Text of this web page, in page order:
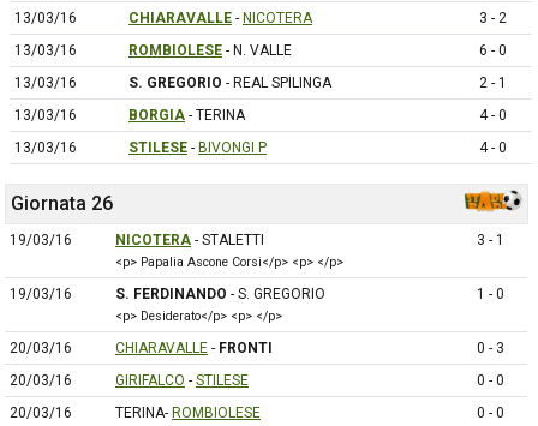
13/03/16
CHIARAVALLE - NICOTERA
3 - 2
13/03/16
ROMBIOLESE - N. VALLE
6 - 0
13/03/16
S. GREGORIO - REAL SPILINGA
2 - 1
13/03/16
BORGIA - TERINA
4 - 0
13/03/16
STILESE - BIVONGI P 4 - 0
Giornata 26
19/03/16 NICOTERA - STALETTI
<p> Papalia Ascone Corsi</p> <p> </p>
3 - 1
19/03/16 S. FERDINANDO - S. GREGORIO
<p> Desiderato</p> <p> </p>
1 - 0
20/03/16 CHIARAVALLE - FRONTI
0 - 3
20/03/16
GIRIFALCO - STILESE
0 - 0
20/03/16
TERINA- ROMBIOLESE
0 - 0